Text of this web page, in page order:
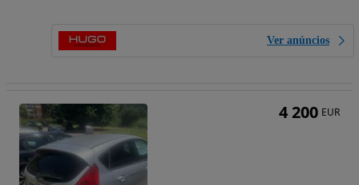
Ver anúncios
4 200 EUR